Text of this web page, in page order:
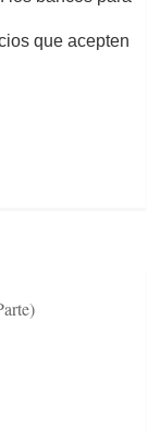
que acepten